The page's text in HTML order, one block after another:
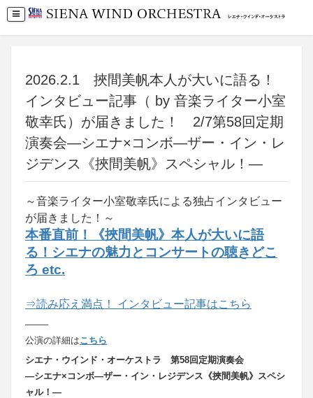
2026.2.1 挾間美帆本人が大いに語る！
インタビュー記事（ by 音楽ライター小室
敬幸氏）が届きました！ 2/7第58回定期
演奏会―シエナ×コンボ―ザー・イン・レ
ジデンス《挾間美帆》スペシャル！―
～音楽ライター小室敬幸氏による独占インタビュー
が届きました！～
本番直前！《挾間美帆》本人が大いに語
る！シエナの魅力とコンサートの聴きどこ
ろ etc.
⇒読み応え満点！ インタビュー記事はこちら
——–
公演の詳細はこちら
シエナ・ウインド・オーケストラ 第58回定期演奏会
―シエナ×コンボ―ザー・イン・レジデンス《挾間美帆》スペシ
ャル！―